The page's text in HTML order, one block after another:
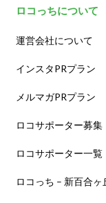
ロコっちについて
運営会社について
インスタPRプラン
メルマガPRプラン
ロコサポーター募集
ロコサポーター一覧
ロコっち – 新百合ヶ